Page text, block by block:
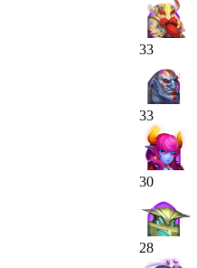
33
33
30
28